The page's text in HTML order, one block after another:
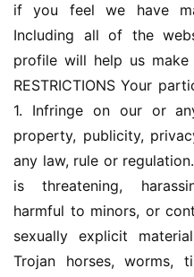
首
页
推
广
运
营
实
if you feel we have
Including all of the
profile will help us make
RESTRICTIONS Your
1. Infringe on our or
property, publicity,
any law, rule or
is threatening,
harmful to minors, or
sexually explicit
Trojan horses, worms,